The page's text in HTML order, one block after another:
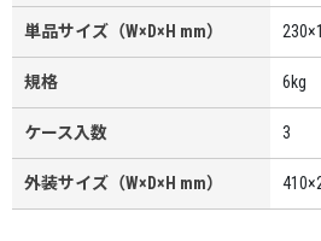
単品サイズ（W×D×H mm）
規格 6kg
ケース入数 3
外装サイズ（W×D×H mm）